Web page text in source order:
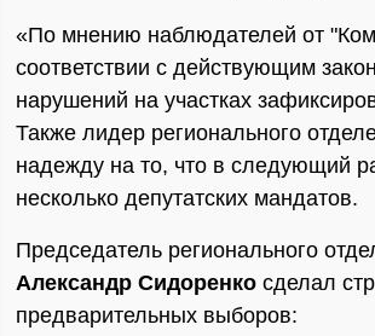
«По мнению наблюдателей от
соответствии с действующим
нарушений на участках
Также лидер регионального
надежду на то, что в следующий
несколько депутатских мандатов.
Председатель регионального
Александр Сидоренко сделал
предварительных выборов: